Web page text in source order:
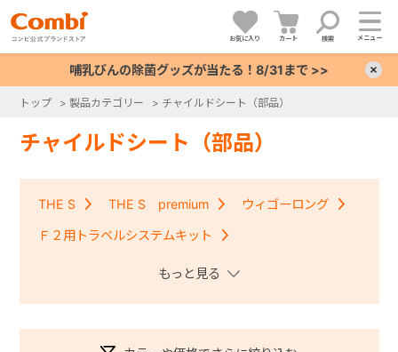
お気に入り カート 検索 メニュー
哺乳びんの除菌グッズが当たる！8/31まで >>
トップ > 製品カテゴリー > チャイルドシート（部品）
チャイルドシート（部品）
THE S THE S premium ウィゴーロング
Ｆ２用トラベルシステムキット
クルムーヴコンパクトISOFIX・クルムーヴアドバンス
クルムーヴスマート・クルムーヴスマートＩＳＯＦＩＸ